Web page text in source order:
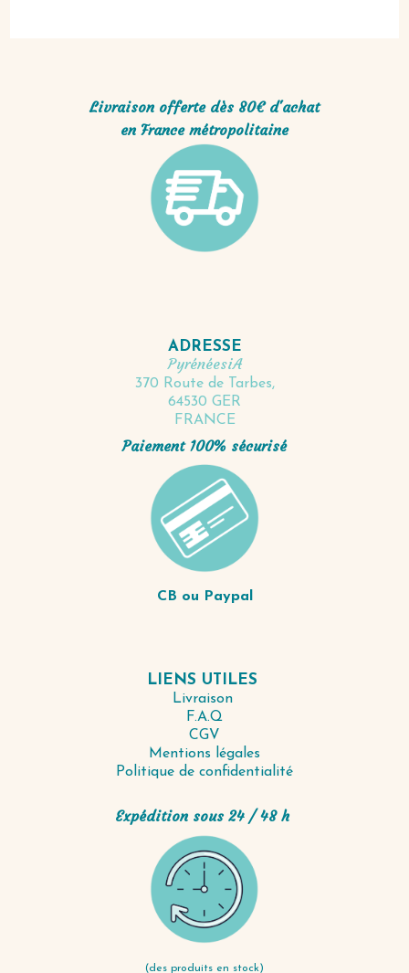
Livraison offerte dès 80€ d'achat
en France métropolitaine
ADRESSE
PyrénéesiA
370 Route de Tarbes,
64530 GER
FRANCE
Paiement 100% sécurisé
CB ou Paypal
LIENS UTILES
Livraison
F.A.Q
CGV
Mentions légales
Politique de confidentialité
Expédition sous 24 / 48 h
(des produits en stock)